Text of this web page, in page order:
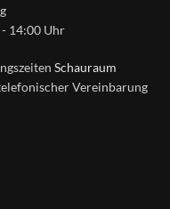
14:00 Uhr
Schauraum
Vereinbarung